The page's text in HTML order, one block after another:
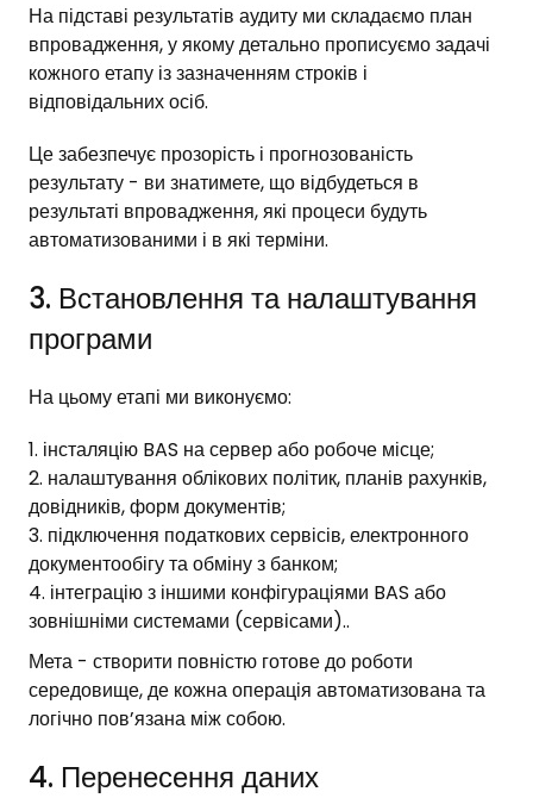
На підставі результатів аудиту ми складаємо план
впровадження, у якому детально прописуємо задачі
кожного етапу із зазначенням строків і
відповідальних осіб.
Це забезпечує прозорість і прогнозованість
результату - ви знатимете, що відбудеться в
результаті впровадження, які процеси будуть
автоматизованими і в які терміни.
3. Встановлення та налаштування
програми
На цьому етапі ми виконуємо:
інсталяцію BAS на сервер або робоче місце;
налаштування облікових політик, планів рахунків,
довідників, форм документів;
підключення податкових сервісів, електронного
документообігу та обміну з банком;
інтеграцію з іншими конфігураціями BAS або
зовнішніми системами (сервісами)..
Мета - створити повністю готове до роботи
середовище, де кожна операція автоматизована та
логічно пов’язана між собою.
4. Перенесення даних